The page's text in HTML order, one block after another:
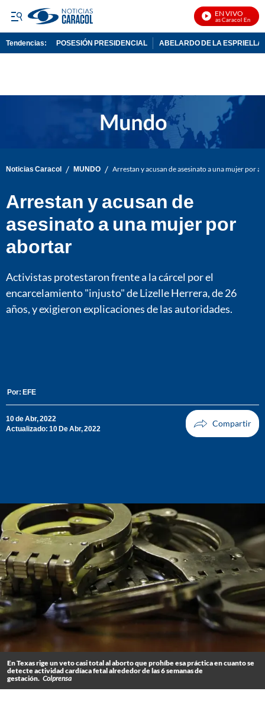
EN VIVO
Noticias Caracol En Vivo
Tendencias: POSESIÓN PRESIDENCIAL ABELARDO DE LA ESPRIELLA
Noticias Caracol / MUNDO / Arrestan y acusan de asesinato a una mujer por
Arrestan y acusan de
asesinato a una mujer por
abortar
Activistas protestaron frente a la cárcel por el
encarcelamiento "injusto" de Lizelle Herrera, de 26
años, y exigieron explicaciones de las autoridades.
Por: EFE
10 de Abr, 2022
Actualizado: 10 De Abr, 2022
En Texas rige un veto casi total al aborto que prohíbe esa práctica en cuanto se
detecte actividad cardíaca fetal alrededor de las 6 semanas de
gestación. Colprensa